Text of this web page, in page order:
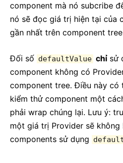
component mà nó subcribe
nó sẽ đọc giá trị hiện tại của
gần nhất trên component
Đối số defaultValue chỉsử
component không có
component tree. Điều này có
kiểm thử component một
phải wrap chúng lại. Lưu ý:
một giá trị Provider sẽ không
components sử dụng